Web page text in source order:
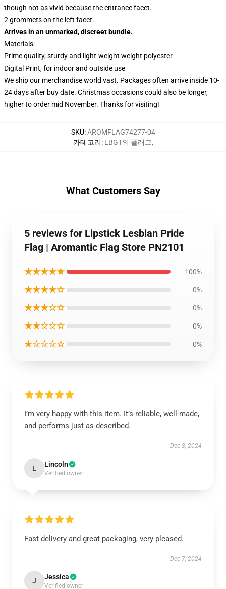
though not as vivid because the entrance facet.
2 grommets on the left facet.
Arrives in an unmarked, discreet bundle.
Materials:
Prime quality, sturdy and light-weight weight polyester
Digital Print, for indoor and outside use
We ship our merchandise world vast. Packages often arrive inside 10-
24 days after buy date. Christmas occasions could also be longer,
higher to order mid November. Thanks for visiting!
SKU:AROMFLAG74277-04
카테고리: LBGT의 플래그,
What Customers Say
5 reviews for Lipstick Lesbian Pride
Flag | Aromantic Flag Store PN2101
★★★★★ 100%
★★★★☆ 0%
★★★☆☆ 0%
★★☆☆☆ 0%
★☆☆☆☆ 0%
I’m very happy with this item. It’s reliable, well-made,
and performs just as described.
Dec 8, 2024
L Lincoln
Verified owner
Fast delivery and great packaging, very pleased.
Dec 7, 2024
J Jessica
Verified owner